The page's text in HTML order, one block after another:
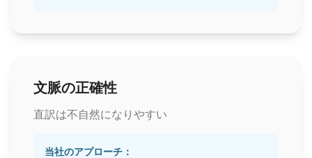
文脈の正確性
直訳は不自然になりやすい
当社のアプローチ：